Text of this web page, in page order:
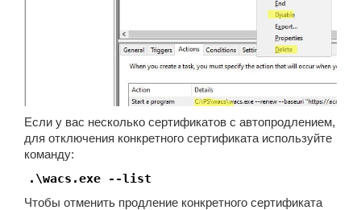
Если у вас несколько сертификатов с автопродлением,
для отключения конкретного сертификата используйте
команду:
.\wacs.exe --list
Чтобы отменить продление конкретного сертификата